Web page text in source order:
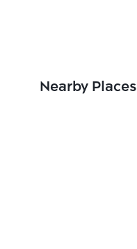
Nearby Places